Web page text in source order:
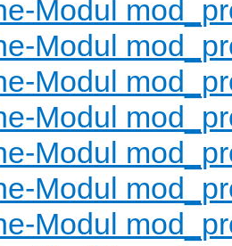
Modul
Modul
Modul
Modul
Modul
Modul
Modul